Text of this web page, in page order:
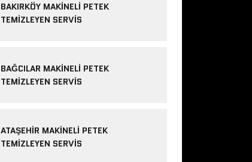
BAKIRKÖY MAKINELI PETEK
TEMIZLEYEN SERVIS
BAĞCILAR MAKINELI PETEK
TEMIZLEYEN SERVIS
ATAŞEHIR MAKINELI PETEK
TEMIZLEYEN SERVIS